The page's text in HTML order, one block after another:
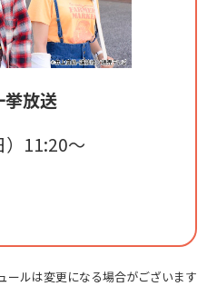
放送
）11:20〜
ールは変更になる場合がございます